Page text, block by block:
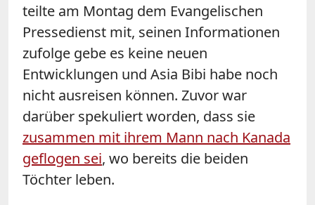
teilte am Montag dem Evangelischen
Pressedienst mit, seinen Informationen
zufolge gebe es keine neuen
Entwicklungen und Asia Bibi habe noch
nicht ausreisen können. Zuvor war
darüber spekuliert worden, dass sie
zusammen mit ihrem Mann nach Kanada
geflogen sei, wo bereits die beiden
Töchter leben.